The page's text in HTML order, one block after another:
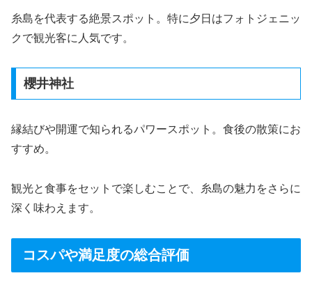
糸島を代表する絶景スポット。特に夕日はフォトジェニッ
クで観光客に人気です。
櫻井神社
縁結びや開運で知られるパワースポット。食後の散策にお
すすめ。
観光と食事をセットで楽しむことで、糸島の魅力をさらに
深く味わえます。
コスパや満足度の総合評価